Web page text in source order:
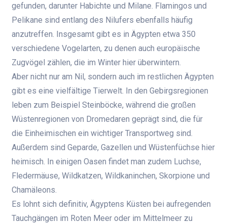
gefunden, darunter Habichte und Milane. Flamingos und
Pelikane sind entlang des Nilufers ebenfalls häufig
anzutreffen. Insgesamt gibt es in Ägypten etwa 350
verschiedene Vogelarten, zu denen auch europäische
Zugvögel zählen, die im Winter hier überwintern.
Aber nicht nur am Nil, sondern auch im restlichen Ägypten
gibt es eine vielfältige Tierwelt. In den Gebirgsregionen
leben zum Beispiel Steinböcke, während die großen
Wüstenregionen von Dromedaren geprägt sind, die für
die Einheimischen ein wichtiger Transportweg sind.
Außerdem sind Geparde, Gazellen und Wüstenfüchse hier
heimisch. In einigen Oasen findet man zudem Luchse,
Fledermäuse, Wildkatzen, Wildkaninchen, Skorpione und
Chamäleons.
Es lohnt sich definitiv, Ägyptens Küsten bei aufregenden
Tauchgängen im Roten Meer oder im Mittelmeer zu